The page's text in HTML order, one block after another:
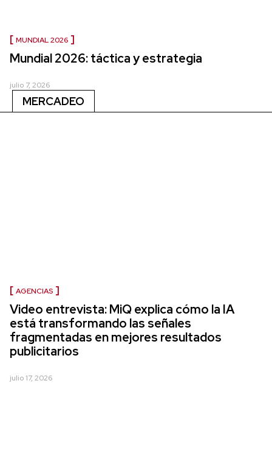
MUNDIAL 2026
Mundial 2026: táctica y estrategia
julio 7, 2026
MERCADEO
AGENCIAS
Video entrevista: MiQ explica cómo la IA
está transformando las señales
fragmentadas en mejores resultados
publicitarios
julio 17, 2026